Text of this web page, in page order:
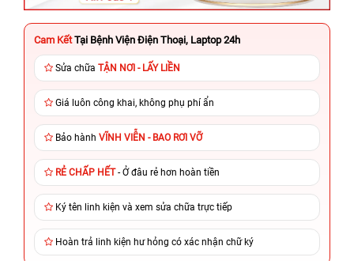
Cam Kết Tại Bệnh Viện Điện Thoại, Laptop 24h
Sửa chữa TẬN NƠI - LẤY LIỀN
Giá luôn công khai, không phụ phí ẩn
Bảo hành VĨNH VIỄN - BAO RƠI VỠ
RẺ CHẤP HẾT- Ở đâu rẻ hơn hoàn tiền
Ký tên linh kiện và xem sửa chữa trực tiếp
Hoàn trả linh kiện hư hỏng có xác nhận chữ ký